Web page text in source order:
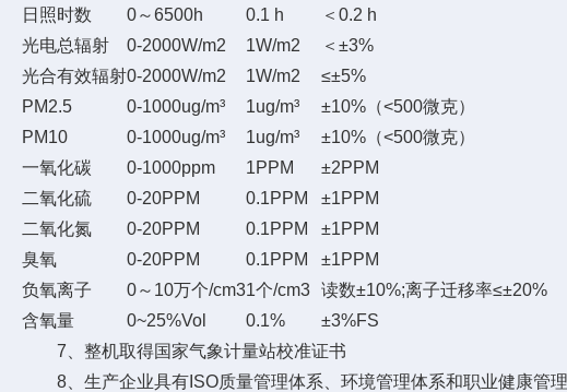
日照时数
0～6500h 0.1 h
＜0.2 h
光电总辐射
0-2000W/m2 1W/m2
＜±3%
光合有效辐射0-2000W/m2 1W/m2
≤±5%
PM2.5
0-1000ug/m³ 1ug/m³
±10%（<500微克）
PM10
0-1000ug/m³ 1ug/m³
±10%（<500微克）
一氧化碳
0-1000ppm 1PPM
±2PPM
二氧化硫
0-20PPM 0.1PPM
±1PPM
二氧化氮
0-20PPM 0.1PPM
±1PPM
臭氧
0-20PPM 0.1PPM
±1PPM
负氧离子
0～10万个/cm31个/cm3 读数±10%;离子迁移率≤±20%
含氧量
0~25%Vol 0.1%
±3%FS
7、整机取得国家气象计量站校准证书
8、生产企业具有ISO质量管理体系、环境管理体系和职业健康管